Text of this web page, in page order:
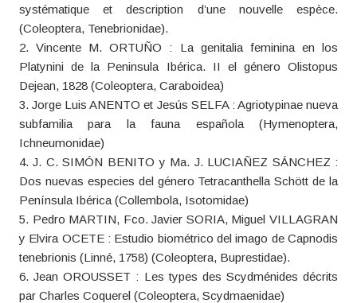
systématique et description d’une nouvelle espèce.
(Coleoptera, Tenebrionidae).
2. Vincente M. ORTUÑO : La genitalia feminina en los
Platynini de la Peninsula Ibérica. II el género Olistopus
Dejean, 1828 (Coleoptera, Caraboidea)
3. Jorge Luis ANENTO et Jesús SELFA : Agriotypinae nueva
subfamilia para la fauna española (Hymenoptera,
Ichneumonidae)
4. J. C. SIMÓN BENITO y Ma. J. LUCIAÑEZ SÁNCHEZ :
Dos nuevas especies del género Tetracanthella Schött de la
Península Ibérica (Collembola, Isotomidae)
5. Pedro MARTIN, Fco. Javier SORIA, Miguel VILLAGRAN
y Elvira OCETE : Estudio biométrico del imago de Capnodis
tenebrionis (Linné, 1758) (Coleoptera, Buprestidae).
6. Jean OROUSSET : Les types des Scydménides décrits
par Charles Coquerel (Coleoptera, Scydmaenidae)